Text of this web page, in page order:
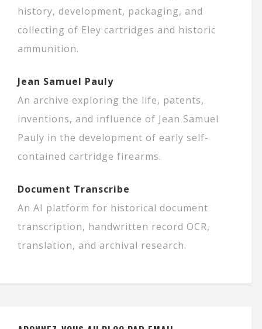
history, development, packaging, and
collecting of Eley cartridges and historic
ammunition.
Jean Samuel Pauly
An archive exploring the life, patents,
inventions, and influence of Jean Samuel
Pauly in the development of early self-
contained cartridge firearms.
Document Transcribe
An AI platform for historical document
transcription, handwritten record OCR,
translation, and archival research.